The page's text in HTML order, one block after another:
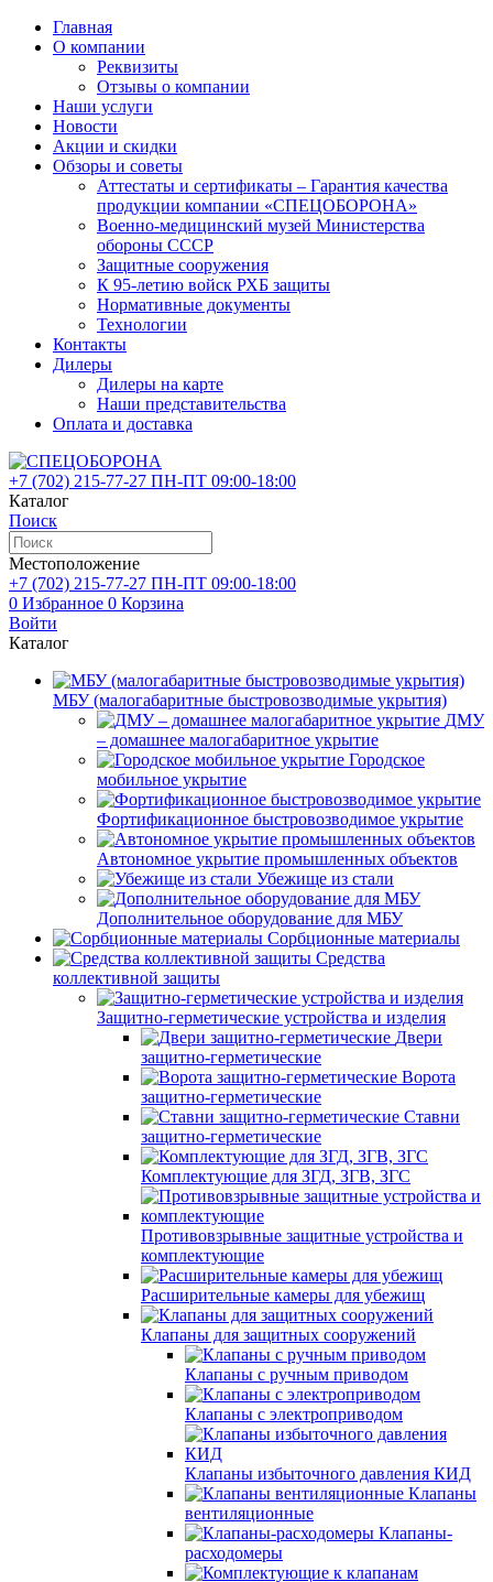
Главная
О компании
Реквизиты
Отзывы о компании
Наши услуги
Новости
Акции и скидки
Обзоры и советы
Аттестаты и сертификаты – Гарантия качества
продукции компании «СПЕЦОБОРОНА»
Военно-медицинский музей Министерства
обороны СССР
Защитные сооружения
К 95-летию войск РХБ защиты
Нормативные документы
Технологии
Контакты
Дилеры
Дилеры на карте
Наши представительства
Оплата и доставка
+7 (702) 215-77-27 ПН-ПТ 09:00-18:00
Каталог
Поиск
Местоположение
+7 (702) 215-77-27 ПН-ПТ 09:00-18:00
0 Избранное 0 Корзина
Войти
Каталог
МБУ (малогабаритные быстровозводимые укрытия)
ДМУ
– домашнее малогабаритное укрытие
Городское
мобильное укрытие
Фортификационное быстровозводимое укрытие
Автономное укрытие промышленных объектов
Убежище из стали
Дополнительное оборудование для МБУ
Сорбционные материалы
Средства
коллективной защиты
Защитно-герметические устройства и изделия
Двери
защитно-герметические
Ворота
защитно-герметические
Ставни
защитно-герметические
Комплектующие для ЗГД, ЗГВ, ЗГС
Противовзрывные защитные устройства и
комплектующие
Расширительные камеры для убежищ
Клапаны для защитных сооружений
Клапаны с ручным приводом
Клапаны с электроприводом
Клапаны избыточного давления КИД
Клапаны
вентиляционные
Клапаны-
расходомеры